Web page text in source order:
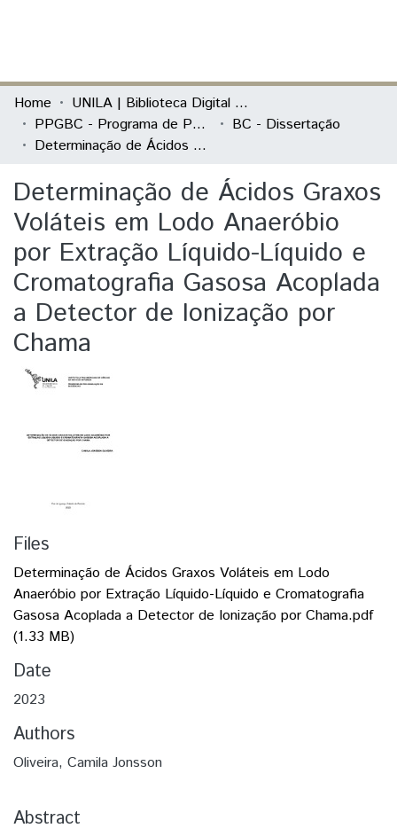
Communities & Collections
All of DSpace
Home
UNILA | Biblioteca Digital de Dissertações e Teses
PPGBC - Programa de Pós-Graduação em Biociências
BC - Dissertação
Determinação de Ácidos Graxos Voláteis em Lodo Anaeróbio por Extração Líquido-Líquido e Cromatografia Gasosa Acoplada a Detector de Ionização por Chama
Determinação de Ácidos Graxos
Voláteis em Lodo Anaeróbio
por Extração Líquido-Líquido e
Cromatografia Gasosa Acoplada
a Detector de Ionização por
Chama
Files
Determinação de Ácidos Graxos Voláteis em Lodo
Anaeróbio por Extração Líquido-Líquido e Cromatografia
Gasosa Acoplada a Detector de Ionização por Chama.pdf
(1.33 MB)
Date
2023
Authors
Oliveira, Camila Jonsson
Abstract